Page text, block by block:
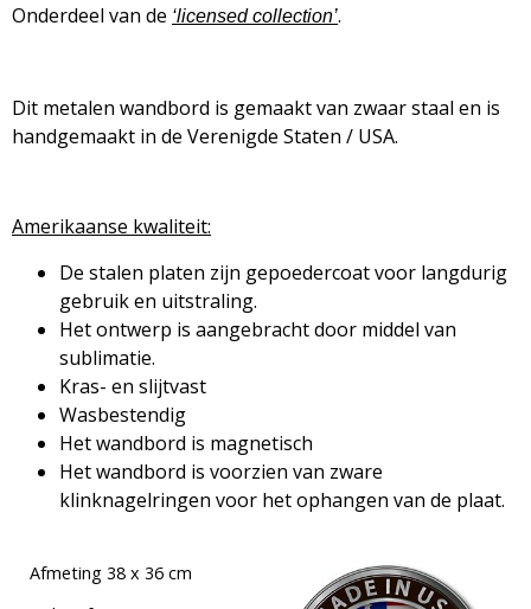
Onderdeel van de ‘licensed collection’.
Dit metalen wandbord is gemaakt van zwaar staal en is
handgemaakt in de Verenigde Staten / USA.
Amerikaanse kwaliteit:
De stalen platen zijn gepoedercoat voor langdurig
gebruik en uitstraling.
Het ontwerp is aangebracht door middel van
sublimatie.
Kras- en slijtvast
Wasbestendig
Het wandbord is magnetisch
Het wandbord is voorzien van zware
klinknagelringen voor het ophangen van de plaat.
Afmeting 38 x 36 cm